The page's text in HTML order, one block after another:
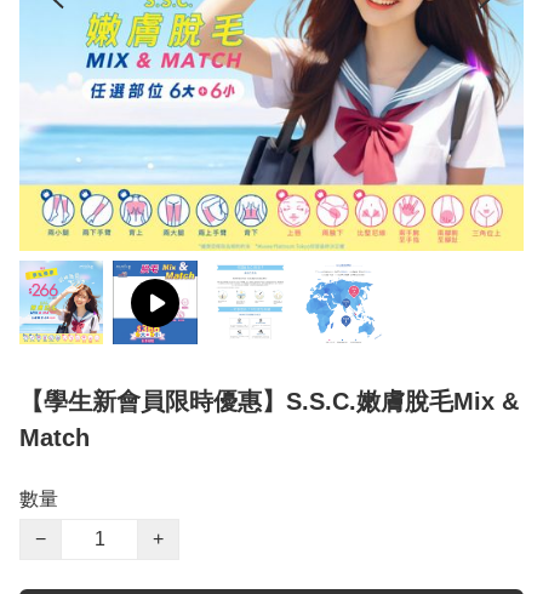
【學生新會員限時優惠】S.S.C.嫩膚脫毛Mix &
Match
數量
−
+